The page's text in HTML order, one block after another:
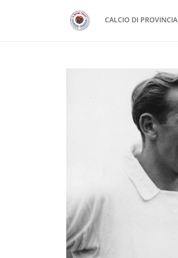
CALCIO DI PROVINCIA